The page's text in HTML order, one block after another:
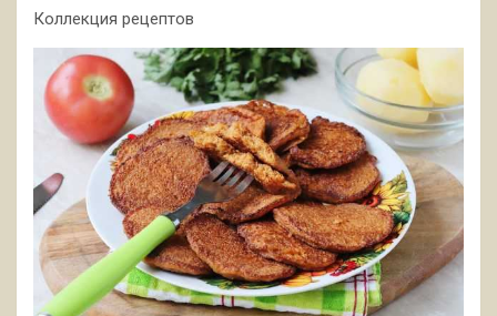
Коллекция рецептов